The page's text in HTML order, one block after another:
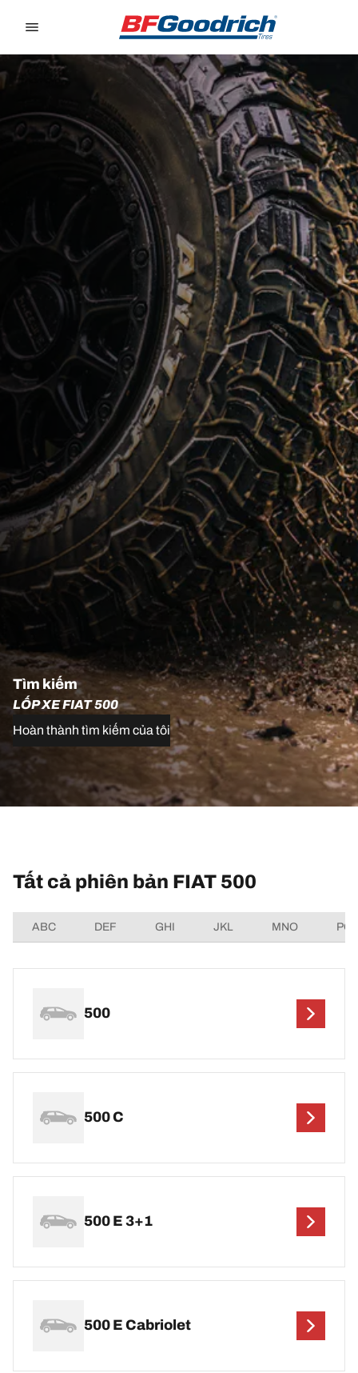
Tìm kiếm
LỐP XE FIAT 500
Hoàn thành tìm kiếm của tôi
Tất cả phiên bản FIAT 500
ABC DEF GHI JKL MNO
500
500 C
500 E 3+1
500 E Cabriolet